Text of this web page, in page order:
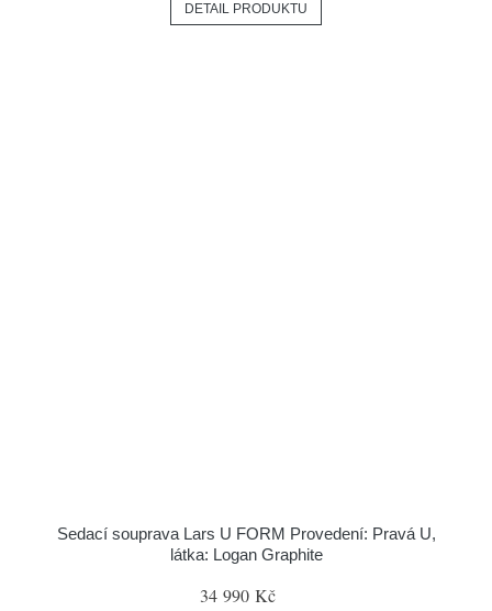
DETAIL PRODUKTU
Sedací souprava Lars U FORM Provedení: Pravá U,
látka: Logan Graphite
34 990 Kč